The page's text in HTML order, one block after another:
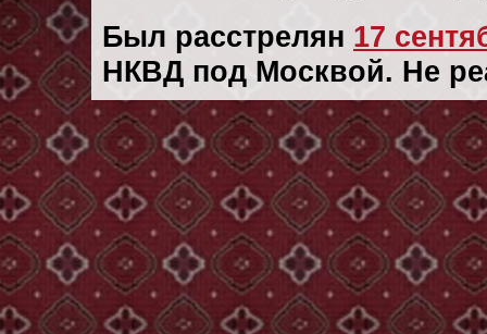
Был расстрелян 17
НКВД под Москвой. Не